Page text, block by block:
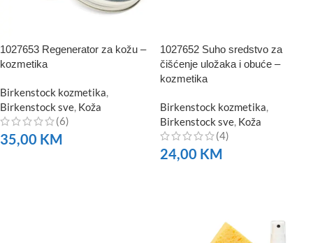
1027653 Regenerator za kožu –
kozmetika
Birkenstock kozmetika
Birkenstock sve Koža
(6)
35,00 KM
1027652 Suho sredstvo za
čišćenje uložaka i obuće –
kozmetika
Birkenstock kozmetika
Birkenstock sve Koža
(4)
24,00 KM